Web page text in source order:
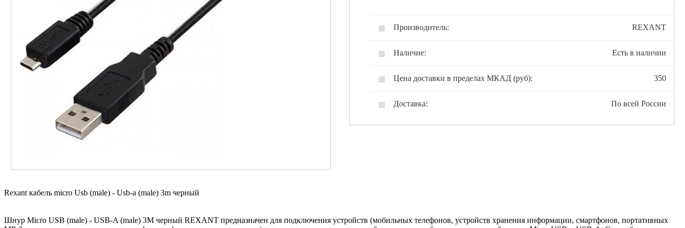
Производитель: REXANT
Наличие: Есть в наличии
Цена доставки в пределах МКАД (руб): 350
Доставка: По всей России
Rexant кабель micro Usb (male) - Usb-a (male) 3m черный
Шнур Micro USB (male) - USB-A (male) 3M черный REXANT предназначен для подключения устройств (мобильных телефонов, устройств хранения информации, смартфонов, портативных